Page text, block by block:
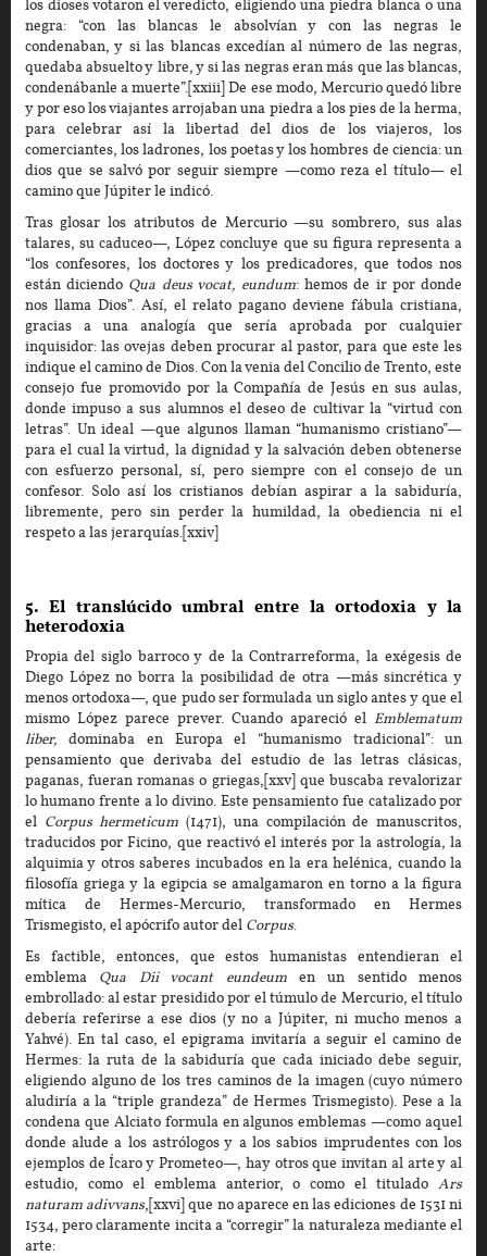
los dioses votaron el veredicto, eligiendo una piedra blanca o una
negra: “con las blancas le absolvían y con las negras le
condenaban, y si las blancas excedían al número de las negras,
quedaba absuelto y libre, y si las negras eran más que las blancas,
condenábanle a muerte”.[xxiii] De ese modo, Mercurio quedó libre
y por eso los viajantes arrojaban una piedra a los pies de la herma,
para celebrar así la libertad del dios de los viajeros, los
comerciantes, los ladrones, los poetas y los hombres de ciencia: un
dios que se salvó por seguir siempre —como reza el título— el
camino que Júpiter le indicó.
Tras glosar los atributos de Mercurio —su sombrero, sus alas
talares, su caduceo—, López concluye que su figura representa a
“los confesores, los doctores y los predicadores, que todos nos
están diciendo Qua deus vocat, eundum: hemos de ir por donde
nos llama Dios”. Así, el relato pagano deviene fábula cristiana,
gracias a una analogía que sería aprobada por cualquier
inquisidor: las ovejas deben procurar al pastor, para que este les
indique el camino de Dios. Con la venia del Concilio de Trento, este
consejo fue promovido por la Compañía de Jesús en sus aulas,
donde impuso a sus alumnos el deseo de cultivar la “virtud con
letras”. Un ideal —que algunos llaman “humanismo cristiano”—
para el cual la virtud, la dignidad y la salvación deben obtenerse
con esfuerzo personal, sí, pero siempre con el consejo de un
confesor. Solo así los cristianos debían aspirar a la sabiduría,
libremente, pero sin perder la humildad, la obediencia ni el
respeto a las jerarquías.[xxiv]
5. El translúcido umbral entre la ortodoxia y la
heterodoxia
Propia del siglo barroco y de la Contrarreforma, la exégesis de
Diego López no borra la posibilidad de otra —más sincrética y
menos ortodoxa—, que pudo ser formulada un siglo antes y que el
mismo López parece prever. Cuando apareció el Emblematum
liber,dominaba en Europa el “humanismo tradicional”: un
pensamiento que derivaba del estudio de las letras clásicas,
paganas, fueran romanas o griegas,[xxv] que buscaba revalorizar
lo humano frente a lo divino. Este pensamiento fue catalizado por
el Corpus hermeticum (1471), una compilación de manuscritos,
traducidos por Ficino, que reactivó el interés por la astrología, la
alquimia y otros saberes incubados en la era helénica, cuando la
filosofía griega y la egipcia se amalgamaron en torno a la figura
mítica de Hermes-Mercurio, transformado en Hermes
Trismegisto, el apócrifo autor del Corpus.
Es factible, entonces, que estos humanistas entendieran el
emblema Qua Dii vocant eundeumen un sentido menos
embrollado: al estar presidido por el túmulo de Mercurio, el título
debería referirse a ese dios (y no a Júpiter, ni mucho menos a
Yahvé). En tal caso, el epigrama invitaría a seguir el camino de
Hermes: la ruta de la sabiduría que cada iniciado debe seguir,
eligiendo alguno de los tres caminos de la imagen (cuyo número
aludiría a la “triple grandeza” de Hermes Trismegisto). Pese a la
condena que Alciato formula en algunos emblemas —como aquel
donde alude a los astrólogos y a los sabios imprudentes con los
ejemplos de Ícaro y Prometeo—, hay otros que invitan al arte y al
estudio, como el emblema anterior, o como el tituladoArs
naturam adivvans,[xxvi] que no aparece en las ediciones de 1531 ni
1534, pero claramente incita a “corregir” la naturaleza mediante el
arte: